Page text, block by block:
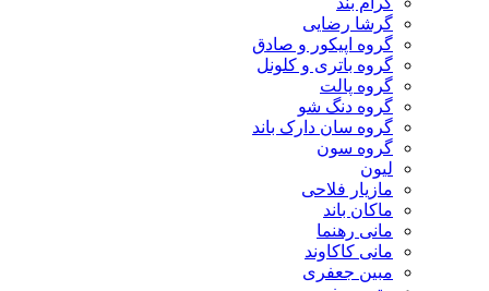
گرشا رضایی
گروه اپیکور و صادق
گروه باتری و کلونل
گروه پالت
گروه دنگ شو
گروه سان دارک باند
گروه سون
لیون
مازیار فلاحی
ماکان باند
مانی رهنما
مانی کاکاوند
مبین جعفری